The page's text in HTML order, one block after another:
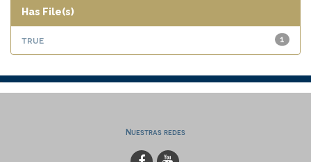
Has File(s)
1
true
Nuestras redes